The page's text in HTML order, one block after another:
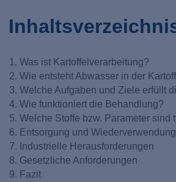
Was ist Kartoffelverarbeitung?
Wie entsteht Abwasser in der
Welche Aufgaben und Ziele erfüllt
Wie funktioniert die Behandlung?
Welche Stoffe bzw. Parameter sind
Entsorgung und Wiederverwendung
Industrielle Herausforderungen
Gesetzliche Anforderungen
Fazit